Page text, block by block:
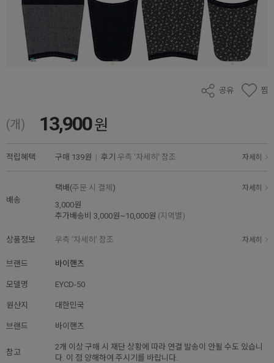
공유 찜
(개) 13,900원
적립혜택 구매 139원 | 후기 우측 '자세히' 참조 자세히
배송
택배(주문 시 결제 ) 자세히
3,000원
추가배송비 3,000원~10,000원 (지역별)
상품정보 우측 '자세히' 참조 자세히
브랜드 바이핸즈
모델명 EYCD-50
원산지 대한민국
브랜드 바이핸즈
참고
2개 이상 구매 시 재단 상황에 따라 연결 발송이 안될 수도 있습니
다. 이 점 양해하여 주시기를 바랍니다.